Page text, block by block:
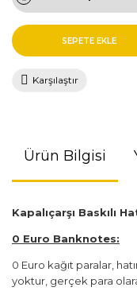
SEPETE EKLE
Karşılaştır
Ürün Bilgisi
Kapalıçarşı Baskılı
0 Euro Banknotes:
0 Euro kağıt paralar,
yoktur, gerçek para